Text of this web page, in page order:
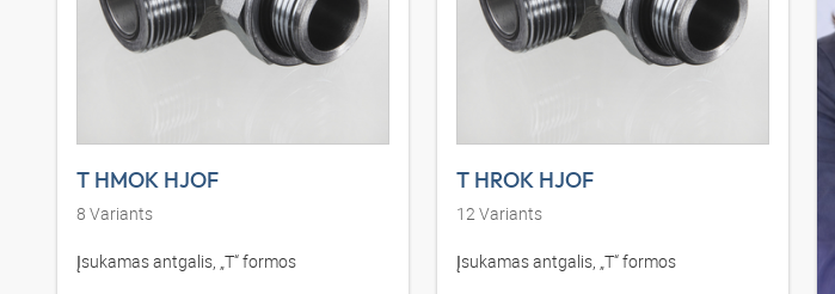
T HMOK HJOF
8 Variants
Įsukamas antgalis, „T“ formos
T HROK HJOF
12 Variants
Įsukamas antgalis, „T“ formos